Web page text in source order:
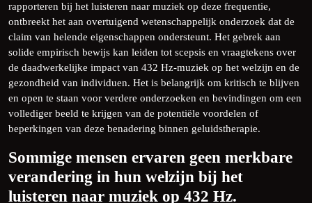
rapporteren bij het luisteren naar muziek op deze frequentie,
ontbreekt het aan overtuigend wetenschappelijk onderzoek dat de
claim van helende eigenschappen ondersteunt. Het gebrek aan
solide empirisch bewijs kan leiden tot scepsis en vraagtekens over
de daadwerkelijke impact van 432 Hz-muziek op het welzijn en de
gezondheid van individuen. Het is belangrijk om kritisch te blijven
en open te staan voor verdere onderzoeken en bevindingen om een
vollediger beeld te krijgen van de potentiële voordelen of
beperkingen van deze benadering binnen geluidstherapie.
Sommige mensen ervaren geen merkbare
verandering in hun welzijn bij het
luisteren naar muziek op 432 Hz.